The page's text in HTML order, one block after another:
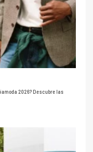
2026? Descubre las